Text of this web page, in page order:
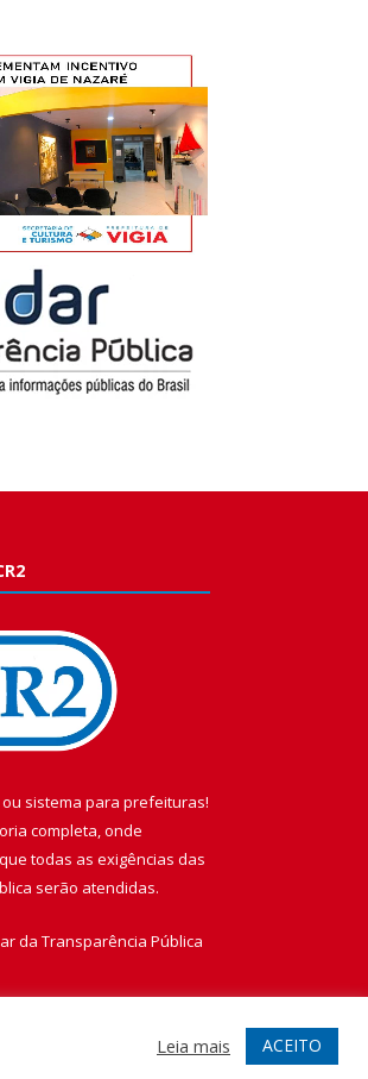
ou sistema para prefeituras!
completa, onde
todas as exigências das
serão atendidas.
da Transparência Pública
Leia mais ACEITO